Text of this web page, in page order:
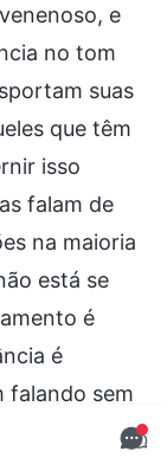
e
no tom
suas
que têm
isso
falam de
na maioria
está se
é
é
falando sem